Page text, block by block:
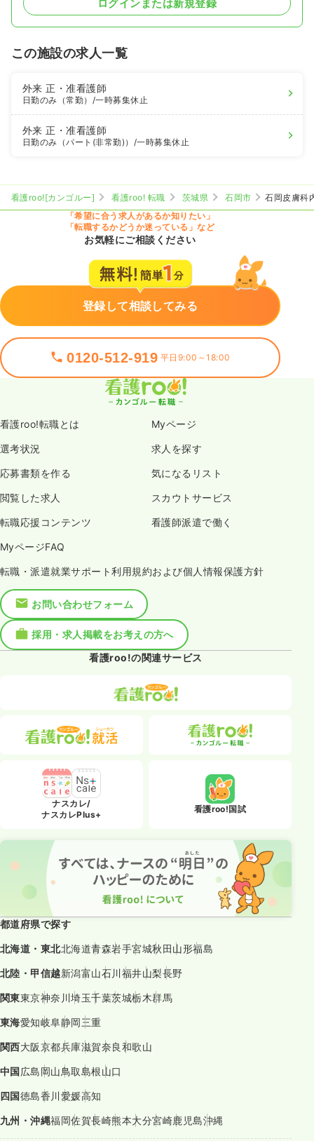
ログインまたは新規登録
この施設の求人一覧
外来正・准看護師
日勤のみ（常勤） /一時募集休止
外来正・准看護師
日勤のみ（パート(非常勤)） /一時募集休止
看護roo![カンゴルー] 看護roo! 転職 茨城県 石岡市
石岡皮膚科
「希望に合う求人があるか知りたい」
「転職するかどうか迷っている」など
お気軽にご相談ください
登録して相談してみる
0120-512-919 平日9:00～18:00
看護roo!転職とは Myページ
選考状況 求人を探す
応募書類を作る 気になるリスト
閲覧した求人 スカウトサービス
転職応援コンテンツ 看護師派遣で働く
MyページFAQ
転職・派遣就業サポート利用規約および個人情報保護方針
お問い合わせフォーム
採用・求人掲載をお考えの方へ
看護roo!の関連サービス
ナスカレ/
ナスカレPlus+
看護roo!国試
都道府県で探す
北海道・東北北海道青森岩手宮城秋田山形福島
北陸・甲信越新潟富山石川福井山梨長野
関東東京神奈川埼玉千葉茨城栃木群馬
東海愛知岐阜静岡三重
関西大阪京都兵庫滋賀奈良和歌山
中国広島岡山鳥取島根山口
四国徳島香川愛媛高知
九州・沖縄福岡佐賀長崎熊本大分宮崎鹿児島沖縄